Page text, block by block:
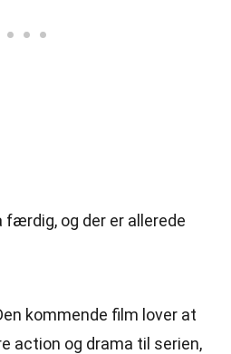
færdig, og der er allerede
kommende film lover at
action og drama til serien,